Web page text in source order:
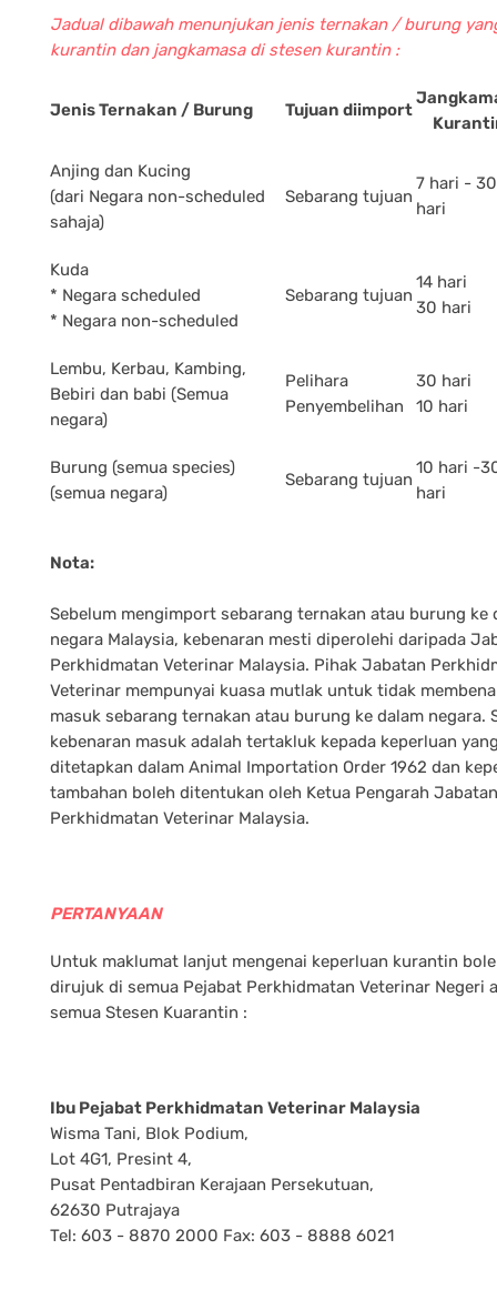
Jadual dibawah menunjukan jenis ternakan / burung
kurantin dan jangkamasa di stesen kurantin :
Jenis Ternakan / Burung Tujuan diimport
Anjing dan Kucing
(dari Negara non-scheduled
sahaja)
Sebarang tujuan
7 hari - 30
hari
Kuda
* Negara scheduled
* Negara non-scheduled
Sebarang tujuan
14 hari
30 hari
Lembu, Kerbau, Kambing,
Bebiri dan babi (Semua
negara)
Pelihara
Penyembelihan
30 hari
10 hari
Burung (semua species)
(semua negara)
Sebarang tujuan
10 hari -
hari
Nota:
Sebelum mengimport sebarang ternakan atau burung ke
negara Malaysia, kebenaran mesti diperolehi daripada
Perkhidmatan Veterinar Malaysia. Pihak Jabatan
Veterinar mempunyai kuasa mutlak untuk tidak
masuk sebarang ternakan atau burung ke dalam negara.
kebenaran masuk adalah tertakluk kepada keperluan
ditetapkan dalam Animal Importation Order 1962 dan
tambahan boleh ditentukan oleh Ketua Pengarah Jabatan
Perkhidmatan Veterinar Malaysia.
PERTANYAAN
Untuk maklumat lanjut mengenai keperluan kurantin
dirujuk di semua Pejabat Perkhidmatan Veterinar Negeri
semua Stesen Kuarantin :
Ibu Pejabat Perkhidmatan Veterinar Malaysia
Wisma Tani, Blok Podium,
Lot 4G1, Presint 4,
Pusat Pentadbiran Kerajaan Persekutuan,
62630 Putrajaya
Tel: 603 - 8870 2000 Fax: 603 - 8888 6021